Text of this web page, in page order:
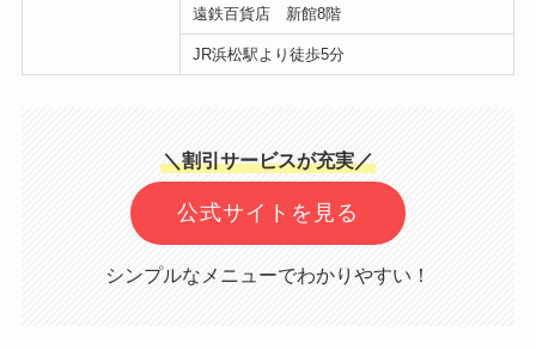
遠鉄百貨店 新館8階
JR浜松駅より徒歩5分
＼割引サービスが充実／
公式サイトを見る
シンプルなメニューでわかりやすい！